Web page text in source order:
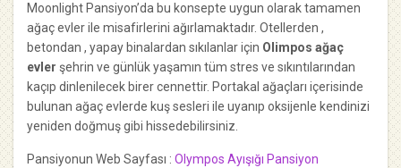
Moonlight Pansiyon’da bu konsepte uygun olarak tamamen
ağaç evler ile misafirlerini ağırlamaktadır. Otellerden ,
betondan , yapay binalardan sıkılanlar için Olimpos ağaç
evler şehrin ve günlük yaşamın tüm stres ve sıkıntılarından
kaçıp dinlenilecek birer cennettir. Portakal ağaçları içerisinde
bulunan ağaç evlerde kuş sesleri ile uyanıp oksijenle kendinizi
yeniden doğmuş gibi hissedebilirsiniz.
Pansiyonun Web Sayfası : Olympos Ayışığı Pansiyon